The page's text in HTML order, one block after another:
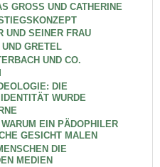
GROSS UND CATHERINE
UND SEINER FRAU
GRETEL
UND CO.
DIE
WURDE
EIN PÄDOPHILER
GESICHT MALEN
DIE
MEDIEN